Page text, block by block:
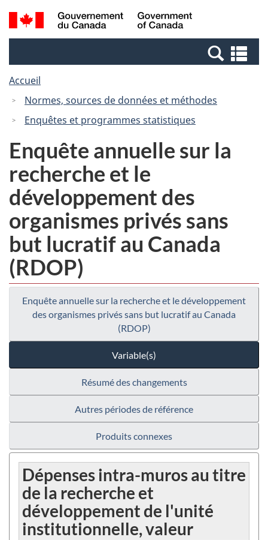
Passer
au
Passer
à
Canada
Recherche
et
et
Accueil
Normes, sources de données et méthodes
Enquêtes et programmes statistiques
Enquête annuelle sur la
recherche et le
développement des
organismes privés sans
but lucratif au Canada
(RDOP)
Enquête annuelle sur la recherche et le développement
des organismes privés sans but lucratif au Canada
(RDOP)
Variable(s)
Résumé des changements
Autres périodes de référence
Produits connexes
Dépenses intra-muros au titre
de la recherche et
développement de l'unité
institutionnelle, valeur